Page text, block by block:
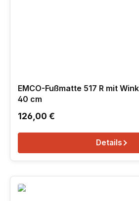
EMCO-Fußmatte 517 R mit
40 cm
Regulärer Preis:
126,00 €
Details